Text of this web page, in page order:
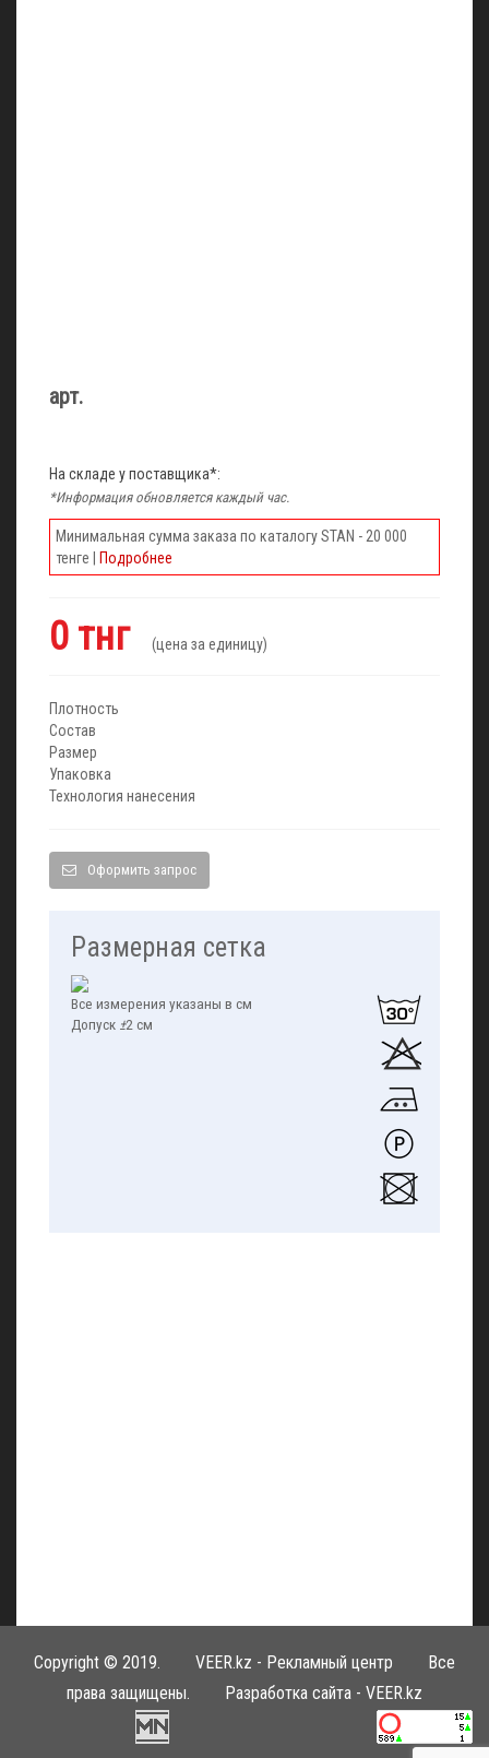
арт.
На складе у поставщика*:
*Информация обновляется каждый час.
Минимальная сумма заказа по каталогу STAN - 20 000
тенге |
Подробнее
0 тнг (цена за единицу)
Плотность
Состав
Размер
Упаковка
Технология нанесения
Оформить запрос
Размерная сетка
Все измерения указаны в см
Допуск ±2 см
Copyright © 2019. VEER.kz - Рекламный центр Все
права защищены. Разработка сайта - VEER.kz